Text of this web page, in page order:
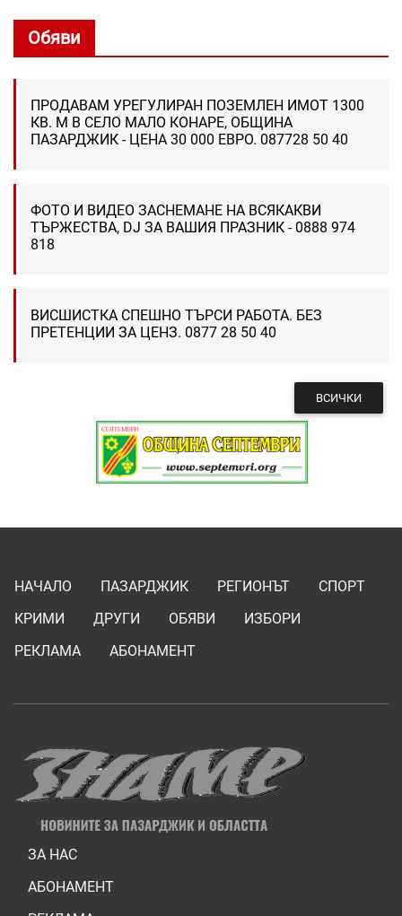
Обяви
ПРОДАВАМ УРЕГУЛИРАН ПОЗЕМЛЕН ИМОТ 1300
КВ. М В СЕЛО МАЛО КОНАРЕ, ОБЩИНА
ПАЗАРДЖИК - ЦЕНА 30 000 ЕВРО. 087728 50 40
ФОТО И ВИДЕО ЗАСНЕМАНЕ НА ВСЯКАКВИ
ТЪРЖЕСТВА, DJ ЗА ВАШИЯ ПРАЗНИК - 0888 974
818
ВИСШИСТКА СПЕШНО ТЪРСИ РАБОТА. БЕЗ
ПРЕТЕНЦИИ ЗА ЦЕНЗ. 0877 28 50 40
ВСИЧКИ
НАЧАЛО ПАЗАРДЖИК РЕГИОНЪТ
СПОРТ
КРИМИ
ДРУГИ ОБЯВИ
ИЗБОРИ
РЕКЛАМА
АБОНАМЕНТ
ЗА НАС
АБОНАМЕНТ